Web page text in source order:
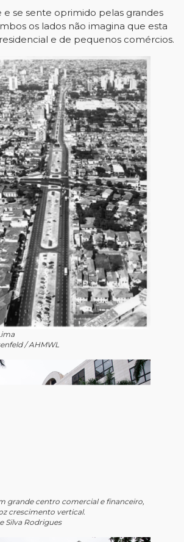
se sente oprimido pelas grandes
os lados não imagina que esta
e de pequenos comércios.
/ AHMWL
grande centro comercial e financeiro,
crescimento vertical.
Silva Rodrigues